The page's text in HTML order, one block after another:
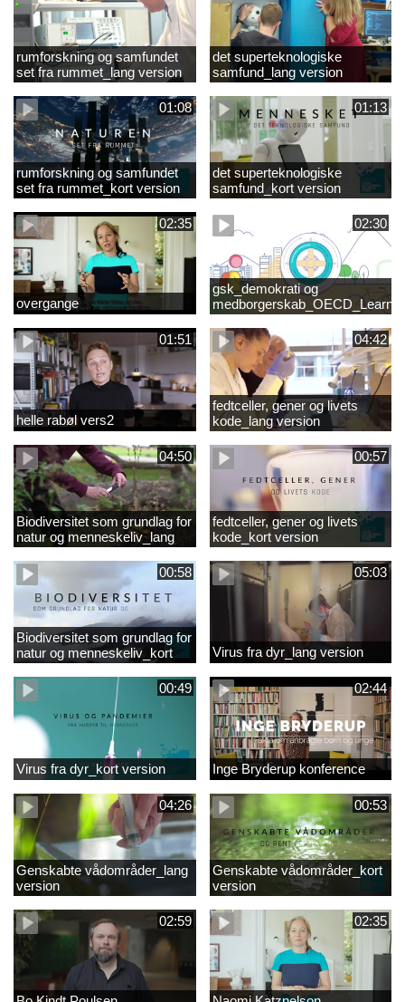
rumforskning og samfundet
set fra rummet_lang version
det superteknologiske
samfund_lang version
01:08
rumforskning og samfundet
set fra rummet_kort version
01:13
det superteknologiske
samfund_kort version
02:35
overgange
02:30
gsk_demokrati og
Compass 2030
01:51
helle rabøl vers2
04:42
fedtceller, gener og livets
kode_lang version
04:50
Biodiversitet som grundlag for
natur og menneskeliv_lang
version
00:57
fedtceller, gener og livets
kode_kort version
00:58
Biodiversitet som grundlag for
natur og menneskeliv_kort
version
05:03
Virus fra dyr_lang version
00:49
Virus fra dyr_kort version
02:44
Inge Bryderup konference
04:26
Genskabte vådområder_lang
version
00:53
Genskabte vådområder_kort
version
02:59 02:35